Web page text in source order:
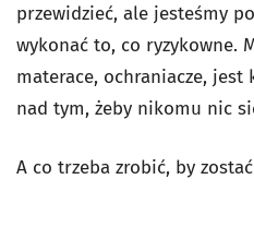
przewidzieć, ale jesteśmy
wykonać to, co ryzykowne.
materace, ochraniacze,
nad tym, żeby nikomu nic
A co trzeba zrobić, by